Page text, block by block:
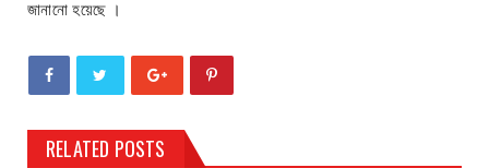
জানানো হয়েছে‌ ।
RELATED POSTS